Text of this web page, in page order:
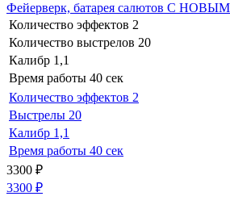
Фейерверк, батарея салютов С
Количество эффектов 2
Количество выстрелов 20
Калибр 1,1
Время работы 40 сек
Количество эффектов 2
Выстрелы 20
Калибр 1,1
Время работы 40 сек
3300 ₽
3300 ₽